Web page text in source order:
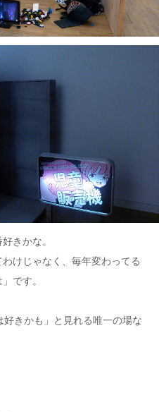
きかな。
けじゃなく、毎年変わってる
です。
きかも」と見れる唯一の場な